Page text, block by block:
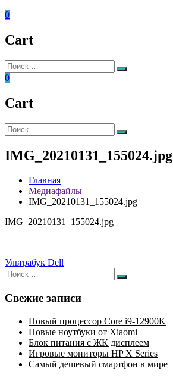
0
Cart
Искать:
Поиск
0
Cart
Искать:
Поиск
IMG_20210131_155024.jpg
Главная
Медиафайлы
IMG_20210131_155024.jpg
IMG_20210131_155024.jpg
Навигация
по
записям
Ультрабук Dell
Искать:
Поиск
Свежие записи
Новый процессор Core i9-12900K
Новые ноутбуки от Xiaomi
Блок питания с ЖК дисплеем
Игровые мониторы HP X Series
Самый дешевый смартфон в мире